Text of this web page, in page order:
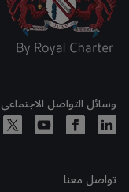
وسائل التواصل الاجتماعي
تواصل معنا